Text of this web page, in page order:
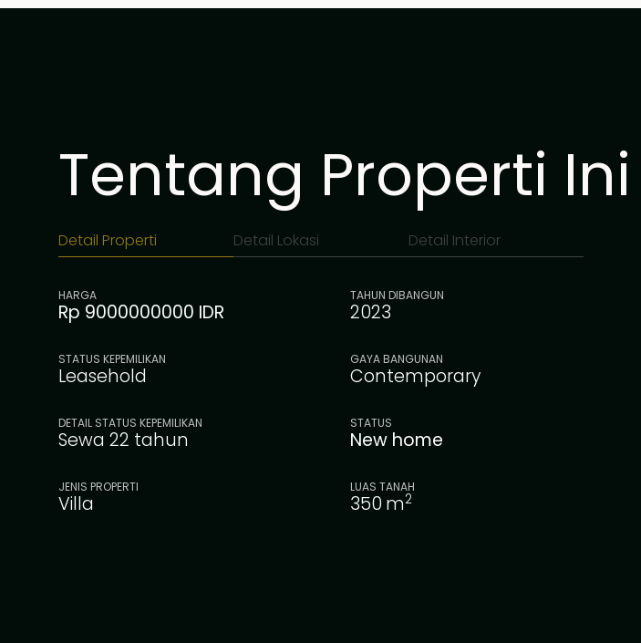
Tentang Properti Ini
Detail Properti Detail Lokasi Detail Interior
HARGA
Rp 9000000000 IDR
TAHUN DIBANGUN
2023
STATUS KEPEMILIKAN
Leasehold
GAYA BANGUNAN
Contemporary
DETAIL STATUS KEPEMILIKAN
Sewa 22 tahun
STATUS
New home
JENIS PROPERTI
Villa
LUAS TANAH
350 m2